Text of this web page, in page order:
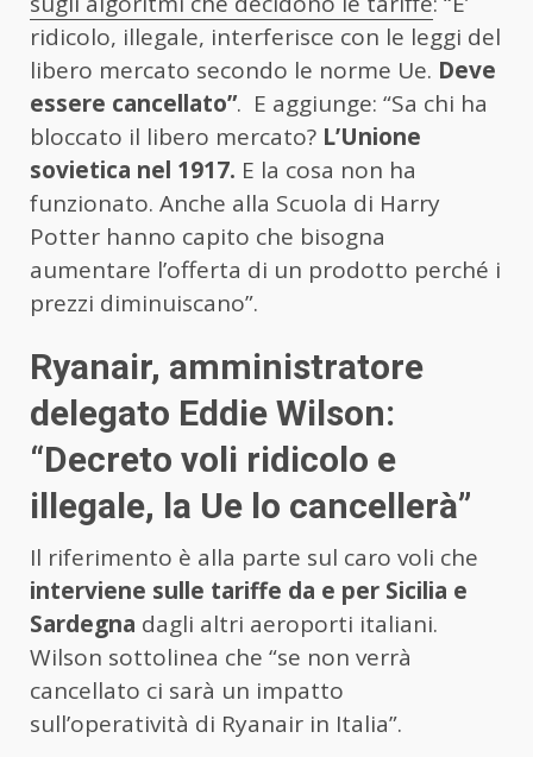
ridicolo, illegale, interferisce con le leggi del
libero mercato secondo le norme Ue. Deve
essere cancellato”. E aggiunge: “Sa chi ha
bloccato il libero mercato? L’Unione
sovietica nel 1917. E la cosa non ha
funzionato. Anche alla Scuola di Harry
Potter hanno capito che bisogna
aumentare l’offerta di un prodotto perché i
prezzi diminuiscano”.
Ryanair, amministratore
delegato Eddie Wilson:
“Decreto voli ridicolo e
illegale, la Ue lo cancellerà”
Il riferimento è alla parte sul caro voli che
interviene sulle tariffe da e per Sicilia e
Sardegna dagli altri aeroporti italiani.
Wilson sottolinea che “se non verrà
cancellato ci sarà un impatto
sull’operatività di Ryanair in Italia”.